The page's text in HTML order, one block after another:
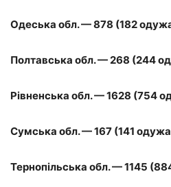
Одеська обл. — 878 (182
Полтавська обл. — 268 (244
Рівненська обл. — 1628 (754
Сумська обл. — 167 (141
Тернопільська обл. — 1145